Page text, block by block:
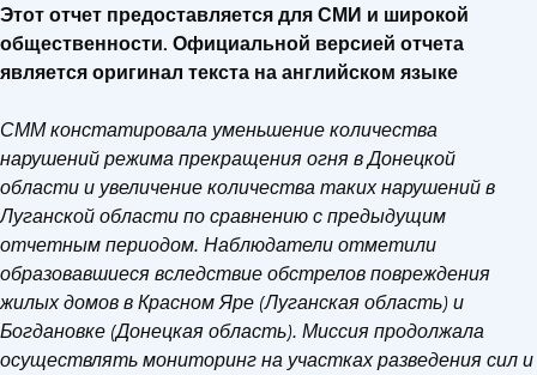
Этот отчет предоставляется для СМИ и широкой
общественности. Официальной версией отчета
является оригинал текста на английском языке
СММ констатировала уменьшение количества
нарушений режима прекращения огня в Донецкой
области и увеличение количества таких нарушений в
Луганской области по сравнению с предыдущим
отчетным периодом. Наблюдатели отметили
образовавшиеся вследствие обстрелов повреждения
жилых домов в Красном Яре (Луганская область) и
Богдановке (Донецкая область). Миссия продолжала
осуществлять мониторинг на участках разведения сил и